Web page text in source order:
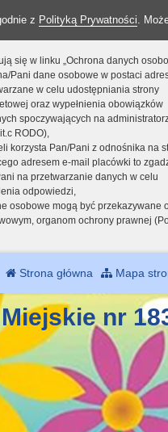
z Polityką Prywatności.
się w linku „Ochrona danych
Pani dane osobowe w postaci
w celu udostępniania strony
oraz wypełnienia obowiązków
spoczywających na
RODO),
korzysta Pan/Pani z odnośnika na
adresem e-mail placówki to
na przetwarzanie danych w celu
odpowiedzi,
osobowe mogą być przekazywane
organom ochrony prawnej
Strona główna Mapa
nr